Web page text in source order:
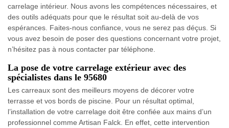
carrelage intérieur. Nous avons les compétences nécessaires, et
des outils adéquats pour que le résultat soit au-delà de vos
espérances. Faites-nous confiance, vous ne serez pas déçus. Si
vous avez besoin de poser des questions concernant votre projet,
n’hésitez pas à nous contacter par téléphone.
La pose de votre carrelage extérieur avec des
spécialistes dans le 95680
Les carreaux sont des meilleurs moyens de décorer votre
terrasse et vos bords de piscine. Pour un résultat optimal,
l’installation de votre carrelage doit être confiée aux mains d’un
professionnel comme Artisan Falck. En effet, cette intervention